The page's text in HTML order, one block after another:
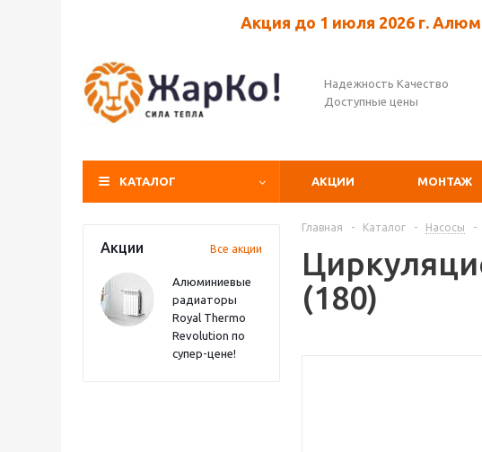
Акция до 1 июля 2026 г.
Надежность Качество
Доступные цены
КАТАЛОГ АКЦИИ МОНТАЖ
Акции Все акции
Алюминиевые
радиаторы
Royal Thermo
Revolution по
супер-цене!
Главная - Каталог - Насосы -
(180)